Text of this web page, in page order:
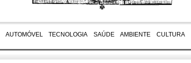
AUTOMÓVEL TECNOLOGIA SAÚDE AMBIENTE CULTURA